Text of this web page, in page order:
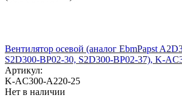
Вентилятор осевой (аналог EbmPapst
S2D300-BP02-30, S2D300-BP02-37), K-
Артикул:
K-AC300-A220-25
Нет в наличии